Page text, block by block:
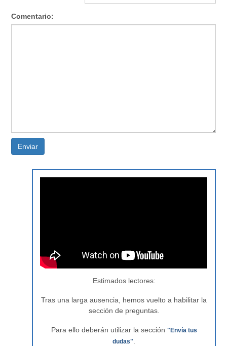
Comentario:
Enviar
Estimados lectores:
Tras una larga ausencia, hemos vuelto a habilitar la
sección de preguntas.
Para ello deberán utilizar la sección "Envía tus
dudas"